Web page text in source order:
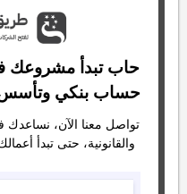
حاب تبدأ مشروعك
حساب بنكي
تواصل معنا الآن، نساعدك
والقانونية، حتى تبدأ